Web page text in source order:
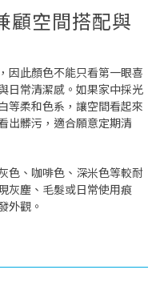
顧空間搭配與
因此顏色不能只看第一眼喜
日常清潔感。如果家中採光
等柔和色系，讓空間看起來
出髒污，適合願意定期清
色、咖啡色、深米色等較耐
灰塵、毛髮或日常使用痕
外觀。